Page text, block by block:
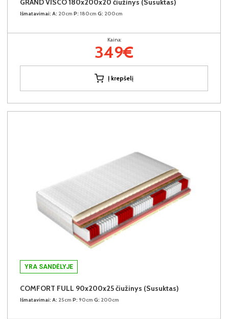
GRAND VISCO 180x200x20 čiužinys (Susuktas)
Išmatavimai: A: 20cm P: 180cm G: 200cm
Kaina:
349€
Į krepšelį
YRA SANDĖLYJE
COMFORT FULL 90x200x25 čiužinys (Susuktas)
Išmatavimai: A: 25cm P: 90cm G: 200cm